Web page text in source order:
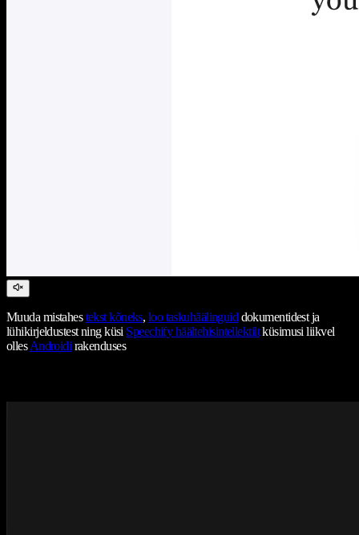
Muuda mistahestekst kõneks, loo taskuhäälinguiddokumentidest ja
lühikirjeldustest ning küsi Speechify häältehisintellektiltküsimusi liikvel
ollesAndroidirakenduses